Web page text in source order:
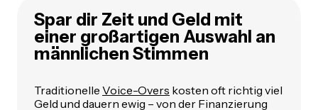
Spar dir Zeit und Geld mit
einer großartigen Auswahl an
männlichen Stimmen
Traditionelle Voice-Overs kosten oft richtig viel
Geld und dauern ewig – von der Finanzierung